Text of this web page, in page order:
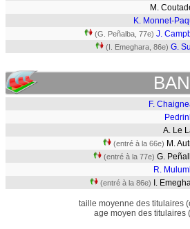
M.
K. Monnet-
(G. Peñalba, 77e) J.
(I. Emeghara, 86e) G.
F.
A. Le
(entré à la 66e) M.
(entré à la 77e) G.
R.
(entré à la 86e) I.
taille moyenne des titulaires
age moyen des titulaires